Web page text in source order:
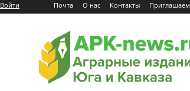
Войти Почта О нас Контакты